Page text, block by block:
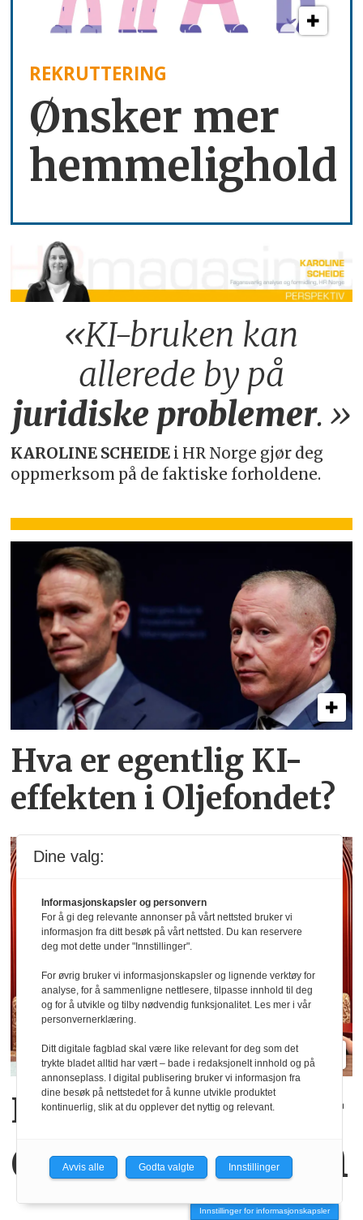
REKRUTTERING
Ønsker mer
hemmelighold
«KI-bruken kan
allerede by på
juridiske problemer.»
KAROLINE SCHEIDE i HR Norge gjør deg
oppmerksom på de faktiske forholdene.
Hva er egentlig KI-
effekten i Oljefondet?
Kaffekoppen binder
dem sammen
Innstillinger for informasjonskapsler
Dine valg:
Informasjonskapsler og personvern
For å gi deg relevante annonser på vårt nettsted bruker vi
informasjon fra ditt besøk på vårt nettsted. Du kan reservere
deg mot dette under "Innstillinger".
For øvrig bruker vi informasjonskapsler og lignende verktøy for
analyse, for å sammenligne nettlesere, tilpasse innhold til deg
og for å utvikle og tilby nødvendig funksjonalitet. Les mer i vår
personvernerklæring.
Ditt digitale fagblad skal være like relevant for deg som det
trykte bladet alltid har vært – bade i redaksjonelt innhold og på
annonseplass. I digital publisering bruker vi informasjon fra
dine besøk på nettstedet for å kunne utvikle produktet
kontinuerlig, slik at du opplever det nyttig og relevant.
Avvis alle Godta valgte Innstillinger